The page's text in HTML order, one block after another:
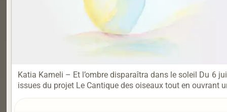
Katia Kameli – Et l’ombre disparaîtra dans le soleil Du 6
issues du projet Le Cantique des oiseaux tout en ouvrant